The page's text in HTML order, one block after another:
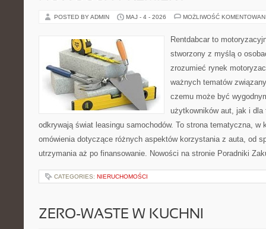
POSTED BY ADMIN MAJ - 4 - 2026 MOŻLIWOŚĆ
Rentdabcar to
stworzony z myślą o
zrozumieć rynek
ważnych tematów
czemu może być
użytkowników aut, jak i
odkrywają świat leasingu samochodów. To strona tematyczna, w
omówienia dotyczące różnych aspektów korzystania z auta, od
utrzymania aż po finansowanie. Nowości na stronie Poradniki
CATEGORIES: NIERUCHOMOŚCI
ZERO-WASTE W KUCHNI